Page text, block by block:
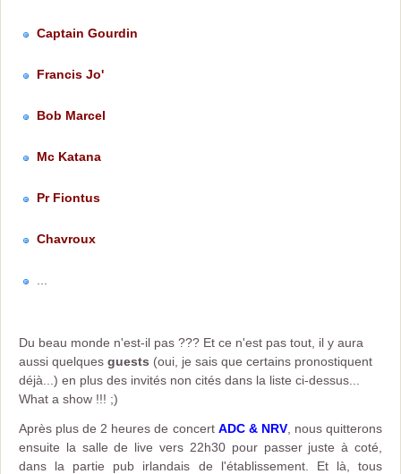
Captain Gourdin
Francis Jo'
Bob Marcel
Mc Katana
Pr Fiontus
Chavroux
Du beau monde n'est-il pas ??? Et ce n'est pas tout, il y aura
aussi quelques guests (oui, je sais que certains pronostiquent
déjà...) en plus des invités non cités dans la liste ci-dessus...
What a show !!! ;)
Après plus de 2 heures de concert ADC & NRV, nous quitterons
ensuite la salle de live vers 22h30 pour passer juste à coté,
dans la partie pub irlandais de l'établissement. Et là, tous